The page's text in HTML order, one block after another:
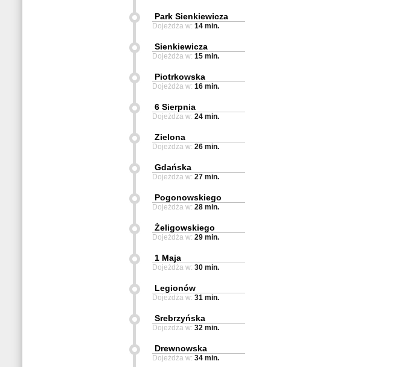
Park Sienkiewicza
Dojeżdża w: 14 min.
Sienkiewicza
Dojeżdża w: 15 min.
Piotrkowska
Dojeżdża w: 16 min.
6 Sierpnia
Dojeżdża w: 24 min.
Zielona
Dojeżdża w: 26 min.
Gdańska
Dojeżdża w: 27 min.
Pogonowskiego
Dojeżdża w: 28 min.
Żeligowskiego
Dojeżdża w: 29 min.
1 Maja
Dojeżdża w: 30 min.
Legionów
Dojeżdża w: 31 min.
Srebrzyńska
Dojeżdża w: 32 min.
Drewnowska
Dojeżdża w: 34 min.